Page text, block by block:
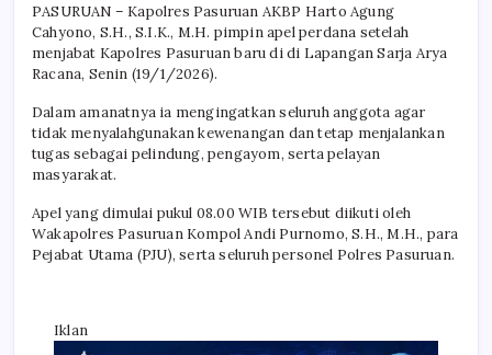
PASURUAN – Kapolres Pasuruan AKBP Harto Agung
Cahyono, S.H., S.I.K., M.H. pimpin apel perdana setelah
menjabat Kapolres Pasuruan baru di di Lapangan Sarja Arya
Racana, Senin (19/1/2026).
Dalam amanatnya ia mengingatkan seluruh anggota agar
tidak menyalahgunakan kewenangan dan tetap menjalankan
tugas sebagai pelindung, pengayom, serta pelayan
masyarakat.
Apel yang dimulai pukul 08.00 WIB tersebut diikuti oleh
Wakapolres Pasuruan Kompol Andi Purnomo, S.H., M.H., para
Pejabat Utama (PJU), serta seluruh personel Polres Pasuruan.
Iklan